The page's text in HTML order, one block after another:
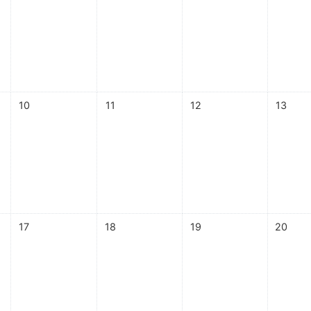
feira, 9 abril
Sem eventos, quinta-feira, 10 abril
10 Sem eventos, sexta-feira, 11 abril
11 Sem eventos, sábado, 12
12 Sem
13
feira, 16 abril
Sem eventos, quinta-feira, 17 abril
17 Sem eventos, sexta-feira, 18 abril
18 Sem eventos, sábado, 19
19 Sem
20